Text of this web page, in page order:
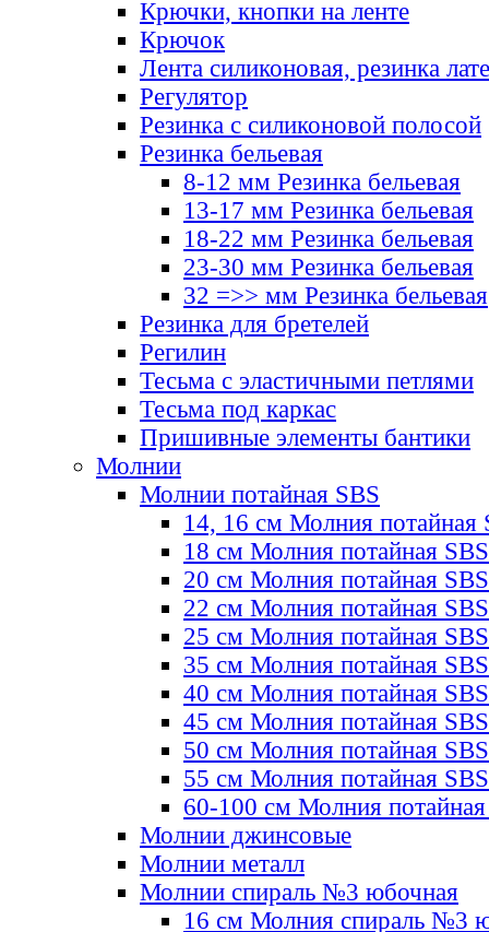
Крючки, кнопки на ленте
Крючок
Лента силиконовая, резинка
Регулятор
Резинка с силиконовой полосой
Резинка бельевая
8-12 мм Резинка бельевая
13-17 мм Резинка бельевая
18-22 мм Резинка бельевая
23-30 мм Резинка бельевая
32 =>> мм Резинка бельевая
Резинка для бретелей
Регилин
Тесьма с эластичными петлями
Тесьма под каркас
Пришивные элементы бантики
Молнии
Молнии потайная SBS
14, 16 см Молния потайная
18 см Молния потайная SBS
20 см Молния потайная SBS
22 см Молния потайная SBS
25 см Молния потайная SBS
35 см Молния потайная SBS
40 см Молния потайная SBS
45 см Молния потайная SBS
50 см Молния потайная SBS
55 см Молния потайная SBS
60-100 см Молния
Молнии джинсовые
Молнии металл
Молнии спираль №3 юбочная
16 см Молния спираль №3